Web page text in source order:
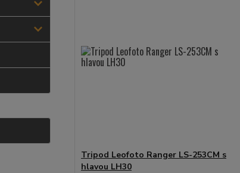
Tripod Leofoto Ranger LS-253CM s
hlavou LH30